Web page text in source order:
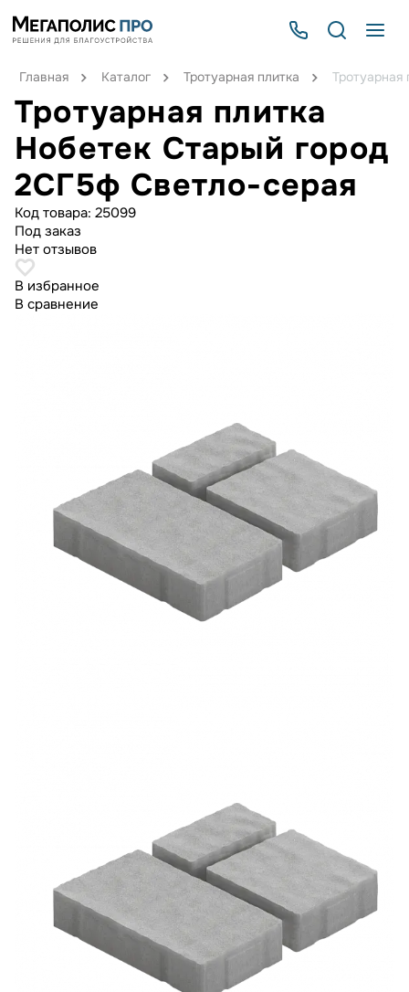
Главная Каталог Тротуарная плитка
Тротуарная плитка
Нобетек Старый город
2СГ5ф Светло-серая
Код товара: 25099
Под заказ
Нет отзывов
В избранное
В сравнение